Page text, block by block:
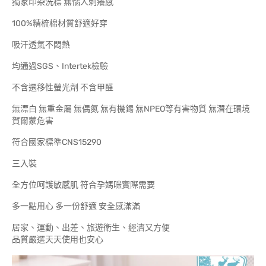
獨家印染洗標 無惱人刺癢感
100%精梳棉材質舒適好穿
吸汗透氣不悶熱
均通過SGS、Intertek檢驗
不含遷移性螢光劑 不含甲醛
無漂白 無重金屬 無偶氮 無有機錫 無NPEO等有害物質 無潛在環境
賀爾蒙危害
符合國家標準CNS15290
三入裝
全方位呵護敏感肌 符合孕媽咪實際需要
多一點用心 多一份舒適 安全感滿滿
居家、運動、出差、旅遊衛生、經濟又方便
品質嚴選天天使用也安心